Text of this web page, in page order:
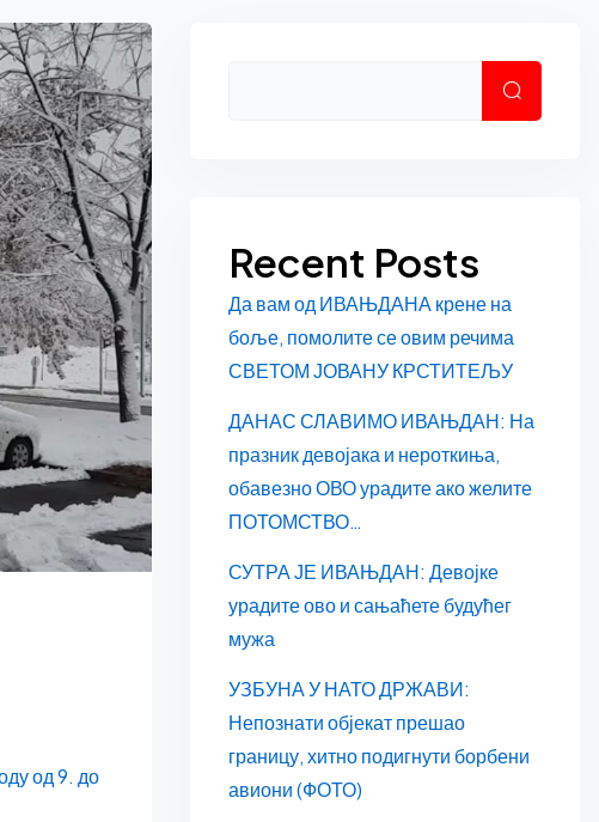
од 9. до
Recent Posts
Да вам од ИВАЊДАНА крене на
боље, помолите се овим речима
СВЕТОМ ЈОВАНУ КРСТИТЕЉУ
ДАНАС СЛАВИМО ИВАЊДАН: На
празник девојака и нероткиња,
обавезно ОВО урадите ако желите
ПОТОМСТВО…
СУТРА ЈЕ ИВАЊДАН: Девојке
урадите ово и сањаћете будућег
мужа
УЗБУНА У НАТО ДРЖАВИ:
Непознати објекат прешао
границу, хитно подигнути борбени
авиони (ФОТО)